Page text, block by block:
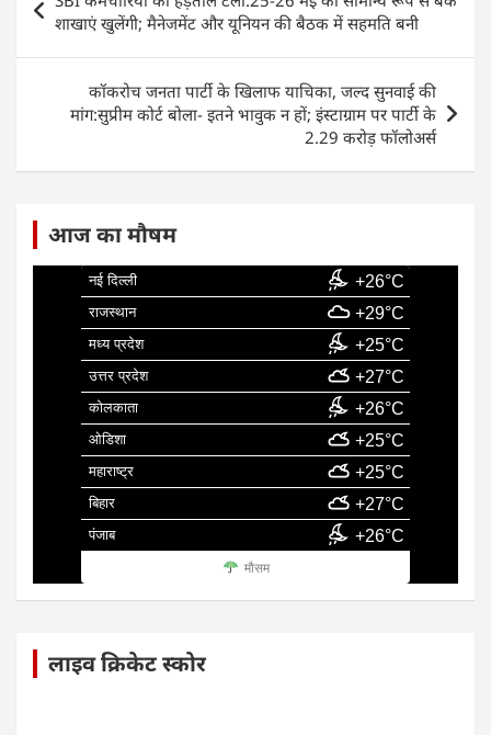
b
o
o
k
A
p
p
dI
n
navigation
शाखाएं खुलेंगी; मैनेजमेंट और यूनियन की बैठक में सहमति बनी
कॉकरोच जनता पार्टी के खिलाफ याचिका, जल्द सुनवाई की
मांग:सुप्रीम कोर्ट बोला- इतने भावुक न हों; इंस्टाग्राम पर पार्टी के
2.29 करोड़ फॉलोअर्स
आज का मौषम
नई दिल्ली +26°C
राजस्थान +29°C
मध्य प्रदेश +25°C
उत्तर प्रदेश +27°C
कोलकाता +26°C
ओडिशा +25°C
महाराष्ट्र +25°C
बिहार +27°C
पंजाब +26°C
मौसम
लाइव क्रिकेट स्कोर